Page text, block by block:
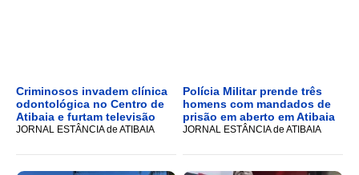
Criminosos invadem clínica
odontológica no Centro de
Atibaia e furtam televisão
JORNAL ESTÂNCIA de ATIBAIA
Polícia Militar prende três
homens com mandados de
prisão em aberto em Atibaia
JORNAL ESTÂNCIA de ATIBAIA